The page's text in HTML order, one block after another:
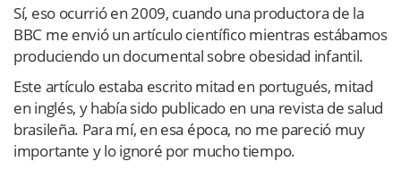
Sí, eso ocurrió en 2009, cuando una productora de la
BBC me envió un artículo científico mientras estábamos
produciendo un documental sobre obesidad infantil.
Este artículo estaba escrito mitad en portugués, mitad
en inglés, y había sido publicado en una revista de salud
brasileña. Para mí, en esa época, no me pareció muy
importante y lo ignoré por mucho tiempo.